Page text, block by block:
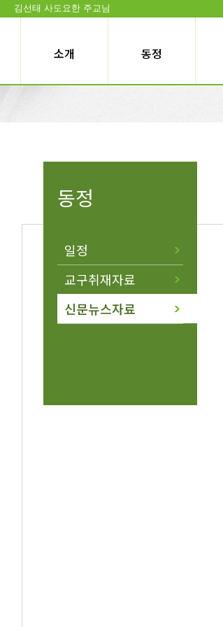
김선태 사도요한 주교님
소개 동정
동정
일정
교구취재자료
신문뉴스자료